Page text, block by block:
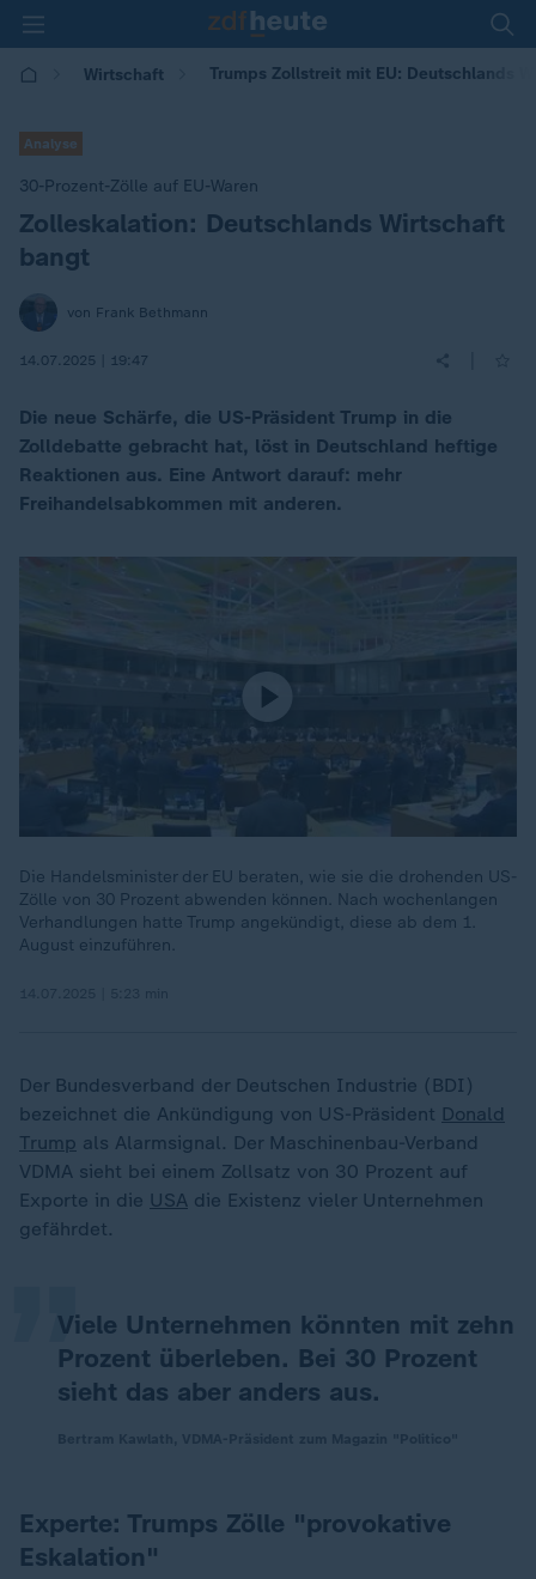
Wirtschaft Trumps Zollstreit mit EU: Deutschlands
Analyse
30-Prozent-Zölle auf EU-Waren
:
Zolleskalation: Deutschlands Wirtschaft
bangt
von Frank Bethmann
14.07.2025 | 19:47
Die neue Schärfe, die US-Präsident Trump in die
Zolldebatte gebracht hat, löst in Deutschland heftige
Reaktionen aus. Eine Antwort darauf: mehr
Freihandelsabkommen mit anderen.
Die Handelsminister der EU beraten, wie sie die drohenden US-
Zölle von 30 Prozent abwenden können. Nach wochenlangen
Verhandlungen hatte Trump angekündigt, diese ab dem 1.
August einzuführen.
Der Bundesverband der Deutschen Industrie (BDI)
bezeichnet die Ankündigung von US-Präsident Donald
Trump als Alarmsignal. Der Maschinenbau-Verband
VDMA sieht bei einem Zollsatz von 30 Prozent auf
Exporte in die USA die Existenz vieler Unternehmen
gefährdet.
Viele Unternehmen könnten mit zehn
Prozent überleben. Bei 30 Prozent
sieht das aber anders aus.
„
Experte: Trumps Zölle "provokative
Eskalation"